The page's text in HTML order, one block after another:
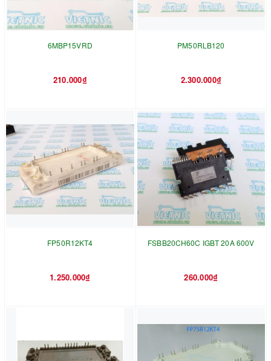
6MBP15VRD
210.000₫
PM50RLB120
2.300.000₫
FP50R12KT4
1.250.000₫
FSBB20CH60C IGBT 20A 600V
260.000₫